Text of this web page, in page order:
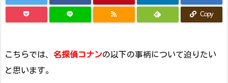
Copy
こちらでは、 名探偵コナンの以下の事柄について迫りたい
と思います。